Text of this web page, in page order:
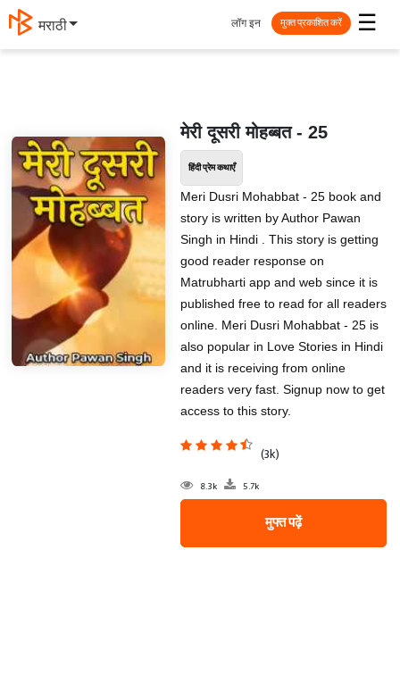
मराठी ☰
लॉग इन मुक्त प्रकाशित करें
मेरी दूसरी मोहब्बत - 25
हिंदी प्रेम कथाएँ
Meri Dusri Mohabbat - 25 book and
story is written by Author Pawan
Singh in Hindi . This story is getting
good reader response on
Matrubharti app and web since it is
published free to read for all readers
online. Meri Dusri Mohabbat - 25 is
also popular in Love Stories in Hindi
and it is receiving from online
readers very fast. Signup now to get
access to this story.
(3k)
8.3k 5.7k
मुफ्त पढ़ें